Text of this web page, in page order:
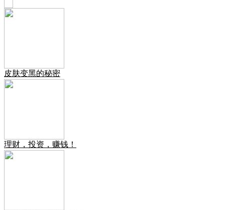
皮肤变黑的秘密
理财，投资，赚钱！